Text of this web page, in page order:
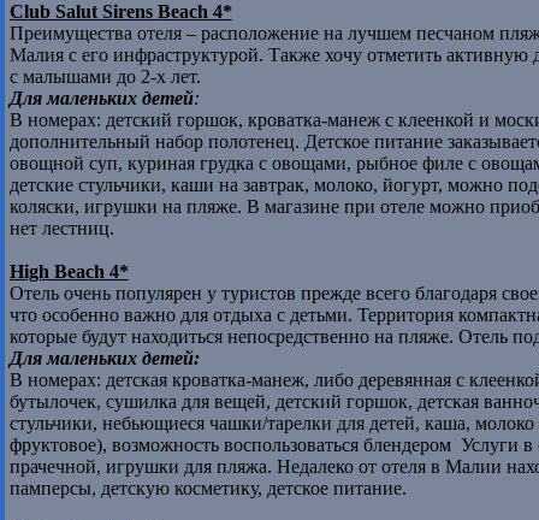
Club Salut Sirens Beach 4*
Преимущества отеля – расположение на лучшем песчаном
Малия с его инфраструктурой. Также хочу отметить
с малышами до 2-х лет.
Для маленьких детей:
В номерах: детский горшок, кроватка-манеж с клеенкой и
дополнительный набор полотенец. Детское питание
овощной суп, куриная грудка с овощами, рыбное филе с
детские стульчики, каши на завтрак, молоко, йогурт, можно
коляски, игрушки на пляже. В магазине при отеле можно
нет лестниц.
High Beach 4*
Отель очень популярен у туристов прежде всего благодаря
что особенно важно для отдыха с детьми. Территория
которые будут находиться непосредственно на пляже. Отель
Для маленьких детей:
В номерах: детская кроватка-манеж, либо деревянная с
бутылочек, сушилка для вещей, детский горшок, детская
стульчики, небьющиеся чашки/тарелки для детей, каша,
фруктовое), возможность воспользоваться блендером Услуги в
прачечной, игрушки для пляжа. Недалеко от отеля в Малии
памперсы, детскую косметику, детское питание.